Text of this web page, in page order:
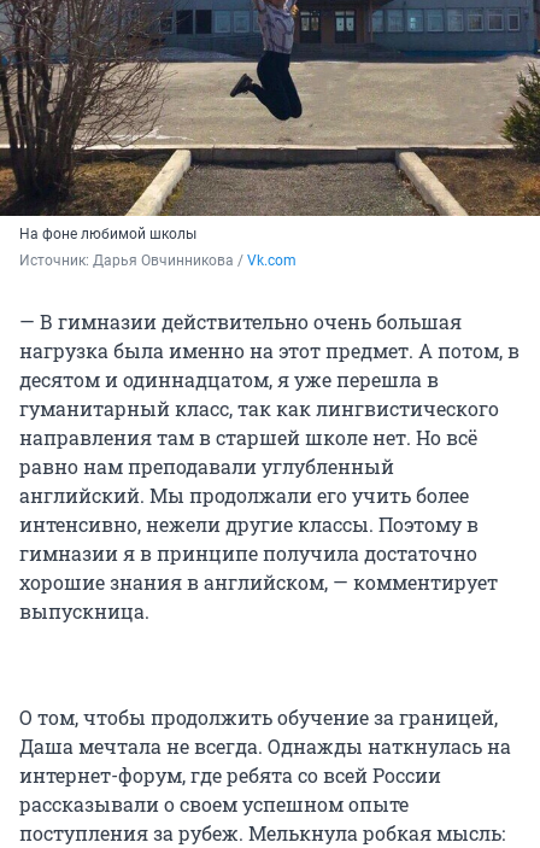
На фоне любимой школы
Источник: Дарья Овчинникова / Vk.com
— В гимназии действительно очень большая
нагрузка была именно на этот предмет. А потом, в
десятом и одиннадцатом, я уже перешла в
гуманитарный класс, так как лингвистического
направления там в старшей школе нет. Но всё
равно нам преподавали углубленный
английский. Мы продолжали его учить более
интенсивно, нежели другие классы. Поэтому в
гимназии я в принципе получила достаточно
хорошие знания в английском, — комментирует
выпускница.
О том, чтобы продолжить обучение за границей,
Даша мечтала не всегда. Однажды наткнулась на
интернет-форум, где ребята со всей России
рассказывали о своем успешном опыте
поступления за рубеж. Мелькнула робкая мысль: